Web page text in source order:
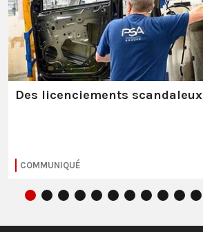
Des licenciements scandaleux
COMMUNIQUÉ